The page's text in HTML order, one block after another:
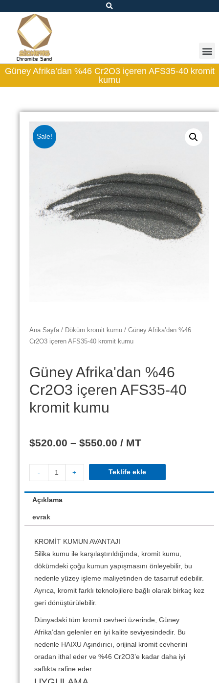
Güney Afrika’dan %46 Cr2O3 içeren AFS35-40 kromit
kumu
Sale!
Ana Sayfa / Döküm kromit kumu / Güney Afrika’dan %46
Cr2O3 içeren AFS35-40 kromit kumu
Güney Afrika'dan %46
Cr2O3 içeren AFS35-40
kromit kumu
$520.00 – $550.00 / MT
- + Teklife ekle
Açıklama
evrak
KROMİT KUMUN AVANTAJI
Silika kumu ile karşılaştırıldığında, kromit kumu,
dökümdeki çoğu kumun yapışmasını önleyebilir, bu
nedenle yüzey işleme maliyetinden de tasarruf edebilir.
Ayrıca, kromit farklı teknolojilere bağlı olarak birkaç kez
geri dönüştürülebilir.
Dünyadaki tüm kromit cevheri üzerinde, Güney
Afrika’dan gelenler en iyi kalite seviyesindedir. Bu
nedenle HAIXU Aşındırıcı, orijinal kromit cevherini
oradan ithal eder ve %46 Cr2O3’e kadar daha iyi
saflıkta rafine eder.